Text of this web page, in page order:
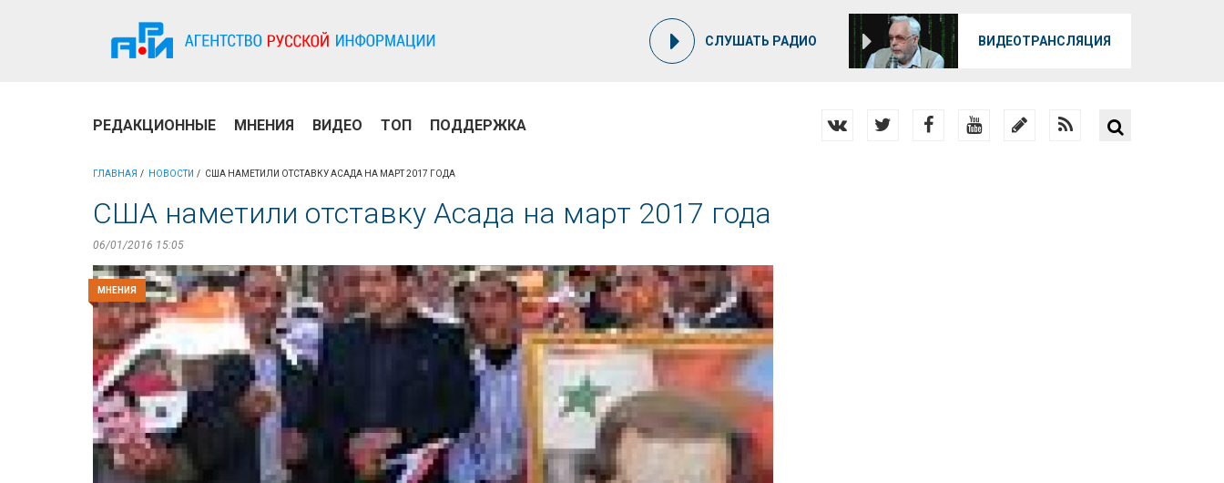
СЛУШАТЬ РАДИО ВИДЕОТРАНСЛЯЦИЯ
РЕДАКЦИОННЫЕ МНЕНИЯ ВИДЕО ТОП ПОДДЕРЖКА
ГЛАВНАЯ НОВОСТИ США НАМЕТИЛИ ОТСТАВКУ АСАДА НА МАРТ 2017 ГОДА
США наметили отставку Асада на март 2017 года
06/01/2016 15:05
МНЕНИЯ